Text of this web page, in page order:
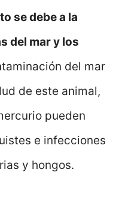
se debe a la
del mar y los
del mar
de este animal,
pueden
e infecciones
y hongos.